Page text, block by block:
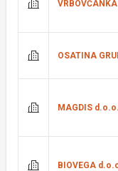
OSATINA
MAGDIS d.o.o.
BIOVEGA